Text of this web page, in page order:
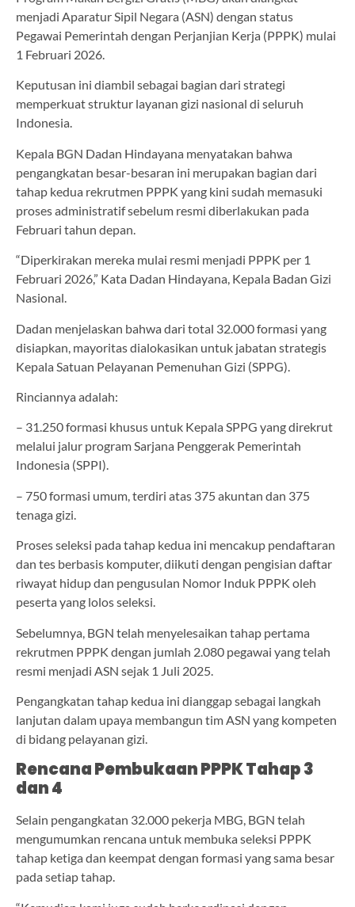
menjadi Aparatur Sipil Negara (ASN) dengan status
Pegawai Pemerintah dengan Perjanjian Kerja (PPPK) mulai
1 Februari 2026.
Keputusan ini diambil sebagai bagian dari strategi
memperkuat struktur layanan gizi nasional di seluruh
Indonesia.
Kepala BGN Dadan Hindayana menyatakan bahwa
pengangkatan besar-besaran ini merupakan bagian dari
tahap kedua rekrutmen PPPK yang kini sudah memasuki
proses administratif sebelum resmi diberlakukan pada
Februari tahun depan.
“Diperkirakan mereka mulai resmi menjadi PPPK per 1
Februari 2026,” Kata Dadan Hindayana, Kepala Badan Gizi
Nasional.
Dadan menjelaskan bahwa dari total 32.000 formasi yang
disiapkan, mayoritas dialokasikan untuk jabatan strategis
Kepala Satuan Pelayanan Pemenuhan Gizi (SPPG).
Rinciannya adalah:
– 31.250 formasi khusus untuk Kepala SPPG yang direkrut
melalui jalur program Sarjana Penggerak Pemerintah
Indonesia (SPPI).
– 750 formasi umum, terdiri atas 375 akuntan dan 375
tenaga gizi.
Proses seleksi pada tahap kedua ini mencakup pendaftaran
dan tes berbasis komputer, diikuti dengan pengisian daftar
riwayat hidup dan pengusulan Nomor Induk PPPK oleh
peserta yang lolos seleksi.
Sebelumnya, BGN telah menyelesaikan tahap pertama
rekrutmen PPPK dengan jumlah 2.080 pegawai yang telah
resmi menjadi ASN sejak 1 Juli 2025.
Pengangkatan tahap kedua ini dianggap sebagai langkah
lanjutan dalam upaya membangun tim ASN yang kompeten
di bidang pelayanan gizi.
Rencana Pembukaan PPPK Tahap 3
dan 4
Selain pengangkatan 32.000 pekerja MBG, BGN telah
mengumumkan rencana untuk membuka seleksi PPPK
tahap ketiga dan keempat dengan formasi yang sama besar
pada setiap tahap.